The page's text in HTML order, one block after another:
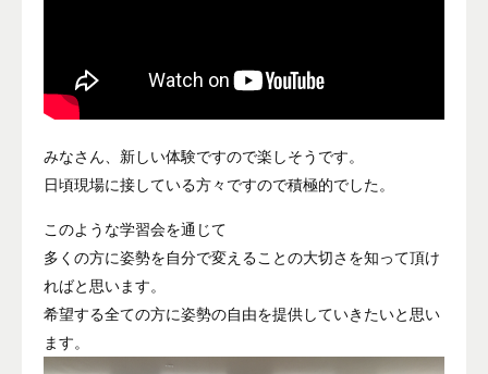
みなさん、新しい体験ですので楽しそうです。
日頃現場に接している方々ですので積極的でした。
このような学習会を通じて
多くの方に姿勢を自分で変えることの大切さを知って頂け
ればと思います。
希望する全ての方に姿勢の自由を提供していきたいと思い
ます。